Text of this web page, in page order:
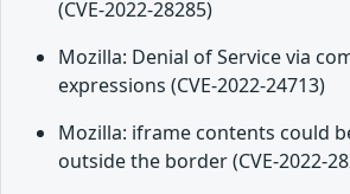
(CVE-2022-28285)
Mozilla: Denial of Service via
expressions (CVE-2022-24713)
Mozilla: iframe contents could
outside the border (CVE-2022-